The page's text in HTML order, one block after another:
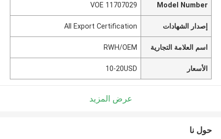
Model Number
VOE 11707029
إصدار الشهادات All Export Certification
اسم العلامة التجارية RWH/OEM
الأسعار 10-20USD
عرض المزيد
حول نا